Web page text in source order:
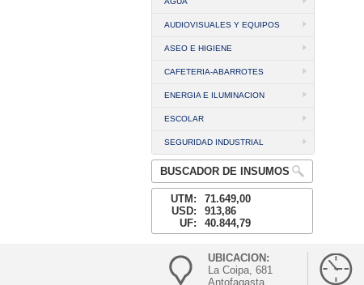
AUDIOVISUALES Y EQUIPOS
ASEO E HIGIENE
CAFETERIA-ABARROTES
ENERGIA E ILUMINACION
ESCOLAR
SEGURIDAD INDUSTRIAL
BUSCADOR DE INSUMOS
UTM:
71.649,00
USD:
913,86
UF:
40.844,79
UBICACION:
La Coipa, 681
Antofagasta